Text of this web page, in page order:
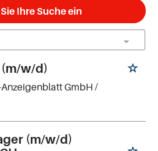
Ihre Suche ein
w/d)
Anzeigenblatt GmbH /
(m/w/d)